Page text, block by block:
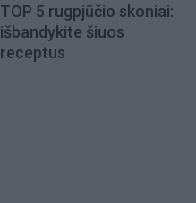
TOP 5 rugpjūčio skoniai:
išbandykite šiuos
receptus